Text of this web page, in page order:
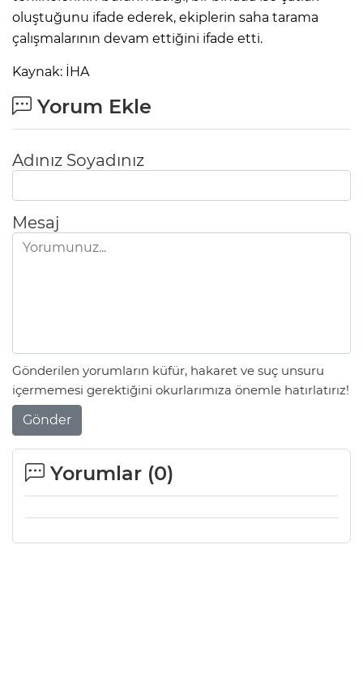
oluştuğunu ifade ederek, ekiplerin saha tarama
çalışmalarının devam ettiğini ifade etti.
Kaynak: İHA
Yorum Ekle
Adınız Soyadınız
Mesaj
Gönderilen yorumların küfür, hakaret ve suç unsuru
içermemesi gerektiğini okurlarımıza önemle hatırlatırız!
Gönder
Yorumlar (0)